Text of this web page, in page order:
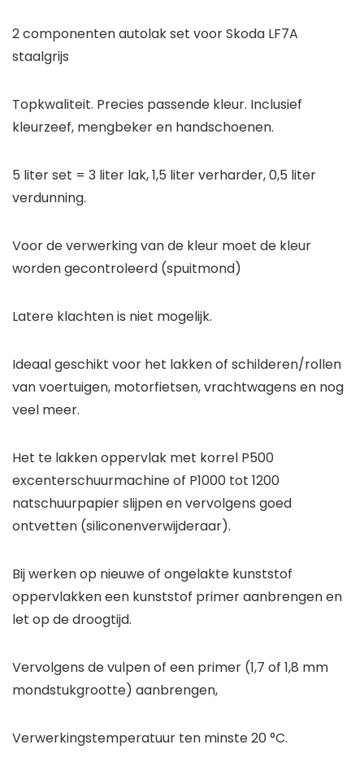
2 componenten autolak set voor Skoda LF7A
staalgrijs
Topkwaliteit. Precies passende kleur. Inclusief
kleurzeef, mengbeker en handschoenen.
5 liter set = 3 liter lak, 1,5 liter verharder, 0,5 liter
verdunning.
Voor de verwerking van de kleur moet de kleur
worden gecontroleerd (spuitmond)
Latere klachten is niet mogelijk.
Ideaal geschikt voor het lakken of schilderen/rollen
van voertuigen, motorfietsen, vrachtwagens en nog
veel meer.
Het te lakken oppervlak met korrel P500
excenterschuurmachine of P1000 tot 1200
natschuurpapier slijpen en vervolgens goed
ontvetten (siliconenverwijderaar).
Bij werken op nieuwe of ongelakte kunststof
oppervlakken een kunststof primer aanbrengen en
let op de droogtijd.
Vervolgens de vulpen of een primer (1,7 of 1,8 mm
mondstukgrootte) aanbrengen,
Verwerkingstemperatuur ten minste 20 °C.